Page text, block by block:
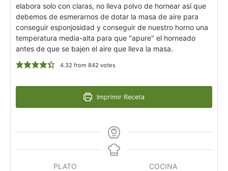
elabora solo con claras, no lleva polvo de hornear así que
debemos de esmerarnos de dotar la masa de aire para
conseguir esponjosidad y conseguir de nuestro horno una
temperatura media-alta para que "apure" el horneado
antes de que se bajen el aire que lleva la masa.
4.32 from 842 votes
Imprimir Receta
PLATO
COCINA